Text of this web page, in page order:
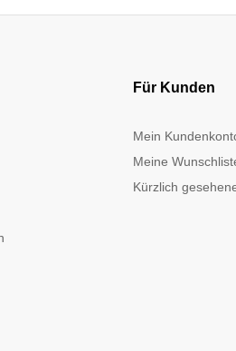
Für Kunden
Mein
Meine
Kürzlich